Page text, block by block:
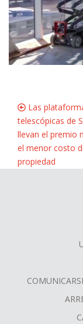
Las
telescópicas de
llevan el premio
el menor costo
propiedad